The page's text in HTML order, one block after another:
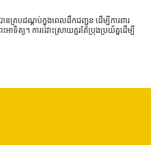
គ្របដណ្ដប់ក្នុងពេលដឹកជញ្ជូន ដើម្បីការពារ
អាទិត្យ។ ការដោះស្រាយគួរតែប្រុងប្រយ័ត្នដើម្បី